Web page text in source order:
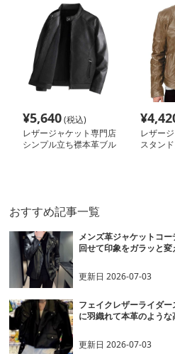
¥5,640(税込)
レザージャケット専門店
シンプル立ち襟本革ブル
¥
レザー
スタン
おすすめ記事一覧
メンズ革ジャケットコ
回せて印象をガラッと変
更新日2026-07-03
フェイクレザーライダ
に羽織れて本革のよう
更新日2026-07-03